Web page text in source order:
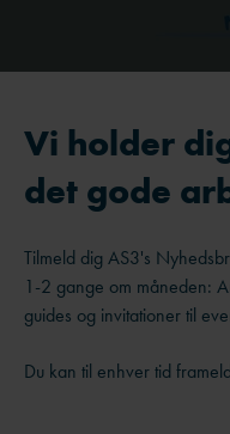
Vi holder
det gode
Tilmeld dig AS3's
1-2 gange om måneden:
guides og invitationer til
Du kan til enhver tid